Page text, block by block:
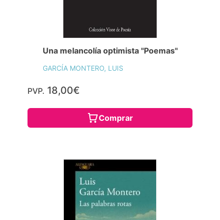
Una melancolía optimista "Poemas"
GARCÍA MONTERO, LUIS
PVP. 18,00€
Comprar